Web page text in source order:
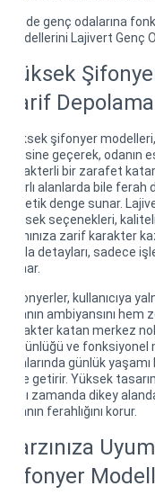
Siz de genç odalarına
modellerini Lajivert Genç
Yüksek
Zarif
Yüksek şifonyer
ötesine geçerek, odanın
karakterli bir zarafet
sınırlı alanlarda bile
estetik denge sunar.
yüksek seçenekleri,
alanınıza zarif karakter
tabla detayları, sadece
sunar.
Şifonyerler, kullanıcıya
odanın ambiyansını
karakter katan merkez
bütünlüğü ve
odalarında günlük
hâle getirir. Yüksek
aynı zamanda dikey
odanın ferahlığını korur.
Tarzınıza
Şifonyer